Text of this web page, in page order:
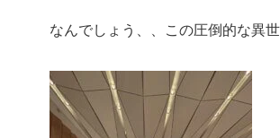
なんでしょう、、この圧倒的な異